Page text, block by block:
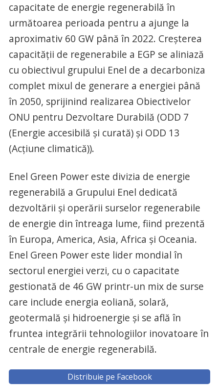
capacitate de energie regenerabilă în
următoarea perioada pentru a ajunge la
aproximativ 60 GW până în 2022. Creșterea
capacității de regenerabile a EGP se aliniază
cu obiectivul grupului Enel de a decarboniza
complet mixul de generare a energiei până
în 2050, sprijinind realizarea Obiectivelor
ONU pentru Dezvoltare Durabilă (ODD 7
(Energie accesibilă și curată) și ODD 13
(Acțiune climatică)).
Enel Green Power este divizia de energie
regenerabilă a Grupului Enel dedicată
dezvoltării și operării surselor regenerabile
de energie din întreaga lume, fiind prezentă
în Europa, America, Asia, Africa și Oceania.
Enel Green Power este lider mondial în
sectorul energiei verzi, cu o capacitate
gestionată de 46 GW printr-un mix de surse
care include energia eoliană, solară,
geotermală și hidroenergie și se află în
fruntea integrării tehnologiilor inovatoare în
centrale de energie regenerabilă.
Distribuie pe Facebook